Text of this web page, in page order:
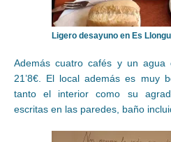
Ligero desayuno en Es
Además cuatro cafés y un
21’8€. El local además es muy
tanto el interior como su
escritas en las paredes, baño